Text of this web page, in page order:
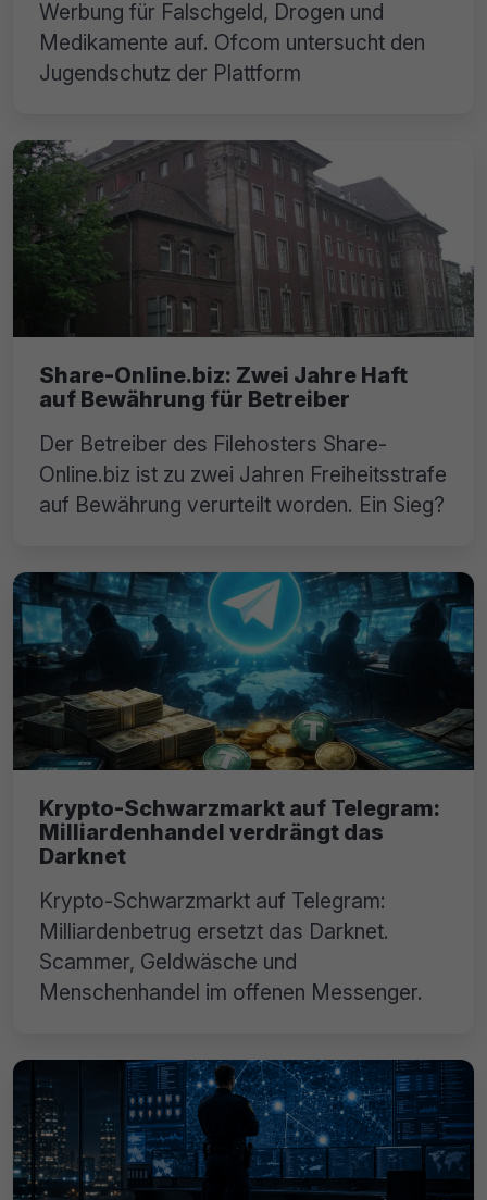
Werbung für Falschgeld, Drogen und
Medikamente auf. Ofcom untersucht den
Jugendschutz der Plattform
Share-Online.biz: Zwei Jahre Haft
auf Bewährung für Betreiber
Der Betreiber des Filehosters Share-
Online.biz ist zu zwei Jahren Freiheitsstrafe
auf Bewährung verurteilt worden. Ein Sieg?
Krypto-Schwarzmarkt auf Telegram:
Milliardenhandel verdrängt das
Darknet
Krypto-Schwarzmarkt auf Telegram:
Milliardenbetrug ersetzt das Darknet.
Scammer, Geldwäsche und
Menschenhandel im offenen Messenger.